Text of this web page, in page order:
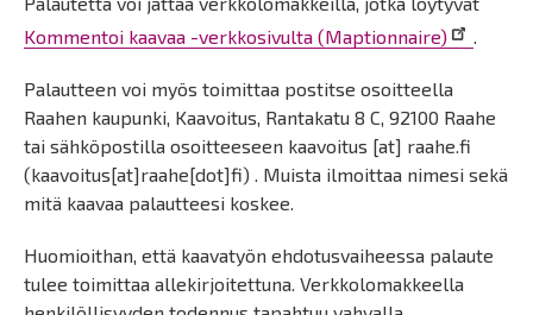
Kommentoi kaavaa -verkkosivulta (Maptionnaire)
.
Palautteen voi myös toimittaa postitse osoitteella
Raahen kaupunki, Kaavoitus, Rantakatu 8 C, 92100 Raahe
tai sähköpostilla osoitteeseen kaavoitus [at] raahe.fi
(kaavoitus[at]raahe[dot]fi) . Muista ilmoittaa nimesi sekä
mitä kaavaa palautteesi koskee.
Huomioithan, että kaavatyön ehdotusvaiheessa palaute
tulee toimittaa allekirjoitettuna. Verkkolomakkeella